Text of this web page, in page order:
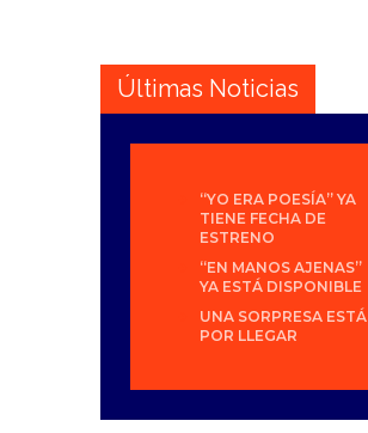
Últimas Noticias
“YO ERA POESÍA” YA
TIENE FECHA DE
ESTRENO
“EN MANOS AJENAS”
YA ESTÁ DISPONIBLE
UNA SORPRESA ESTÁ
POR LLEGAR